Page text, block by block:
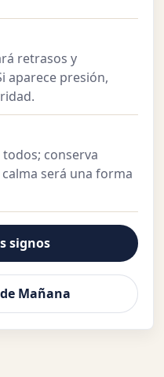
retrasos y
aparece presión,
conserva
será una forma
signos
Mañana